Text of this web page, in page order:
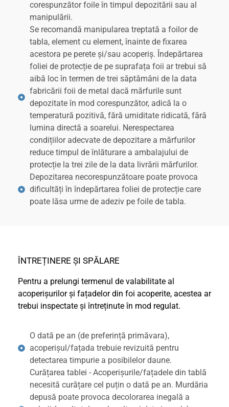
corespunzător foile în timpul depozitării sau al
manipulării.
Se recomandă manipularea treptată a foilor de
tabla, element cu element, înainte de fixarea
acestora pe perete și/sau acoperiș. Îndepărtarea
foliei de protecție de pe suprafața foii ar trebui să
aibă loc în termen de trei săptămâni de la data
fabricării foii de metal dacă mărfurile sunt
depozitate în mod corespunzător, adică la o
temperatură pozitivă, fără umiditate ridicată, fără
lumina directă a soarelui. Nerespectarea
condițiilor adecvate de depozitare a mărfurilor
reduce timpul de înlăturare a ambalajului de
protecție la trei zile de la data livrării mărfurilor.
Depozitarea necorespunzătoare poate provoca
dificultăți în îndepărtarea foliei de protecție care
poate lăsa urme de adeziv pe foile de tabla.
ÎNTREȚINERE ȘI SPĂLARE
Pentru a prelungi termenul de valabilitate al
acoperișurilor și fațadelor din foi acoperite, acestea ar
trebui inspectate și întreținute în mod regulat.
O dată pe an (de preferință primăvara),
acoperișul/fațada trebuie revizuită pentru
detectarea timpurie a posibilelor daune.
Curățarea tablei - Acoperișurile/fațadele din tablă
necesită curățare cel puțin o dată pe an. Murdăria
depusă poate provoca decolorarea inegală a